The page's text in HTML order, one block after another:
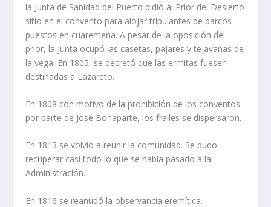
la Junta de Sanidad del Puerto pidió al Prior del Desierto
sitio en el convento para alojar tripulan­tes de barcos
puestos en cuarentena. A pesar de la oposición del
prior, la Junta ocupó las casetas, paja­res y tejavanas de
la vega. En 1805, se decretó que las ermitas fuesen
destinadas a Lazareto.
En 1808 con motivo de la prohibición de los con­ventos
por parte de José Bonaparte, los frailes se dispersaron.
En 1813 se volvió a reunir la comunidad. Se pudo
recuperar casi todo lo que se habí­a pasado a la
Administración.
En 1816 se reanudó la observancia eremí­tica.